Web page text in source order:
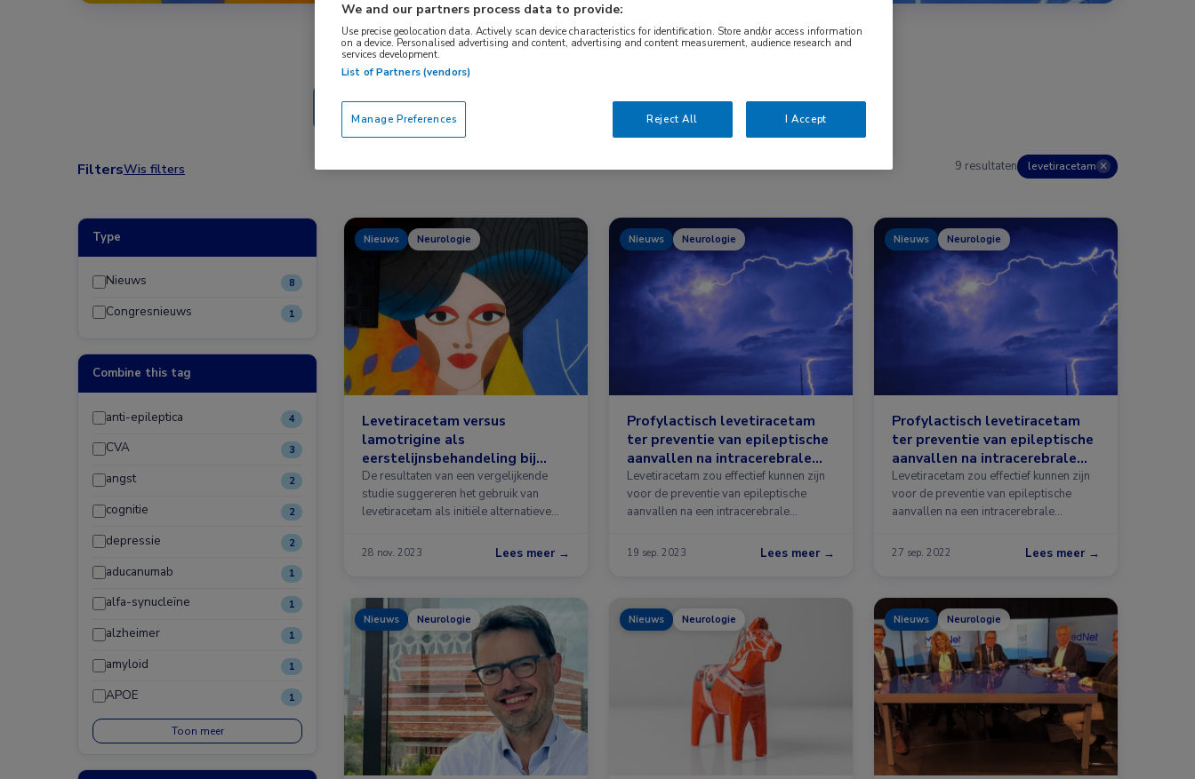
Nascholing
FiltersWis filters 9 resultaten levetiracetam ✕
Type
Nieuws 8
Congresnieuws 1
Combine this tag
anti-epileptica 4
CVA 3
angst 2
cognitie 2
depressie 2
aducanumab 1
alfa-synucleïne 1
alzheimer 1
amyloid 1
APOE 1
Toon meer
Nieuws Neurologie
Levetiracetam versus
lamotrigine als
eerstelijnsbehandeling bij
vrouwen met IGE
De resultaten van een vergelijkende
studie suggereren het gebruik van
levetiracetam als initiële alternatieve
28 nov. 2023 Lees meer →
Nieuws Neurologie
Profylactisch levetiracetam
ter preventie van epileptische
aanvallen na intracerebrale
bloeding
Levetiracetam zou effectief kunnen zijn
voor de preventie van epileptische
aanvallen na een intracerebrale
19 sep. 2023 Lees meer →
Nieuws Neurologie
Profylactisch levetiracetam
ter preventie van epileptische
aanvallen na intracerebrale
bloeding
Levetiracetam zou effectief kunnen zijn
voor de preventie van epileptische
aanvallen na een intracerebrale
27 sep. 2022 Lees meer →
Nieuws Neurologie Nieuws Neurologie Nieuws Neurologie
We and our partners process data to provide:
Use precise geolocation data. Actively scan device characteristics for identification. Store and/or access information
on a device. Personalised advertising and content, advertising and content measurement, audience research and
services development.
List of Partners (vendors)
Reject All I Accept
Manage Preferences